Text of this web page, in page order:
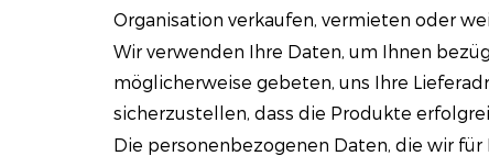
Organisation verkaufen, vermieten oder
Wir verwenden Ihre Daten, um Ihnen
möglicherweise gebeten, uns Ihre
sicherzustellen, dass die Produkte
Die personenbezogenen Daten, die wir